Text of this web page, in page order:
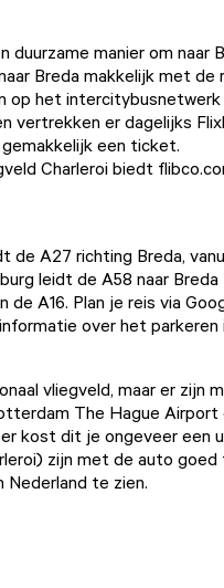
duurzame manier om naar
Breda makkelijk met de
op het intercitybusnetwerk
vertrekken er dagelijks
een ticket.
Charleroi biedt
de A27 richting Breda,
leidt de A58 naar
de A16. Plan je reis via
informatie over het parkeren
vliegveld, maar er zijn
The Hague Airport
kost dit je ongeveer een
zijn met de auto goed
Nederland te zien.